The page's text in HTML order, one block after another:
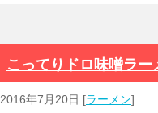
こってりドロ味噌ラ
2016年7月20日 [ラーメン]